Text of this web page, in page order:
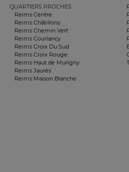
QUARTIERS PROCHES
Reims Centre
Reims Châtillons
Reims Chemin Vert
Reims Courlancy
Reims Croix Du Sud
Reims Croix Rouge
Reims Haut de Murigny
Reims Jaurès
Reims Maison Blanche